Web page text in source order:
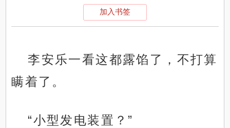
加入书签
李安乐一看这都露馅了，不打算
瞒着了。
“小型发电装置？”